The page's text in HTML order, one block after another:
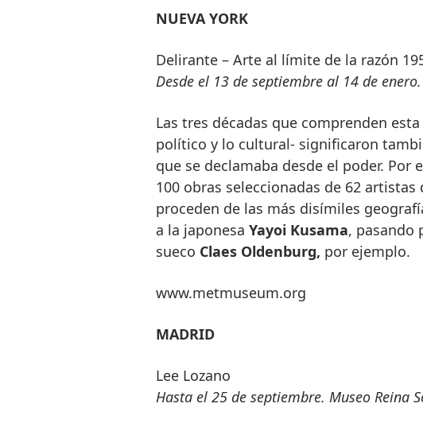
NUEVA YORK
Delirante – Arte al límite de la razón
Desde el 13 de septiembre al 14 de enero.
Las tres décadas que comprenden
político y lo cultural- significaron
que se declamaba desde el poder. Por
100 obras seleccionadas de 62
proceden de las más disímiles
a la japonesa Yayoi Kusama, pasando
sueco Claes Oldenburg, por ejemplo.
www.metmuseum.org
MADRID
Lee Lozano
Hasta el 25 de septiembre. Museo Reina